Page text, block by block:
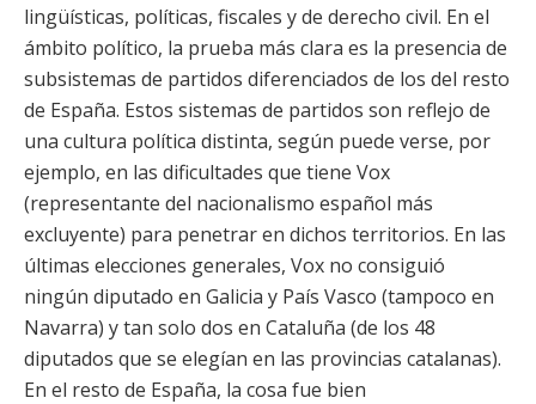
lingüísticas, políticas, fiscales y de derecho civil. En el
ámbito político, la prueba más clara es la presencia de
subsistemas de partidos diferenciados de los del resto
de España. Estos sistemas de partidos son reflejo de
una cultura política distinta, según puede verse, por
ejemplo, en las dificultades que tiene Vox
(representante del nacionalismo español más
excluyente) para penetrar en dichos territorios. En las
últimas elecciones generales, Vox no consiguió
ningún diputado en Galicia y País Vasco (tampoco en
Navarra) y tan solo dos en Cataluña (de los 48
diputados que se elegían en las provincias catalanas).
En el resto de España, la cosa fue bien